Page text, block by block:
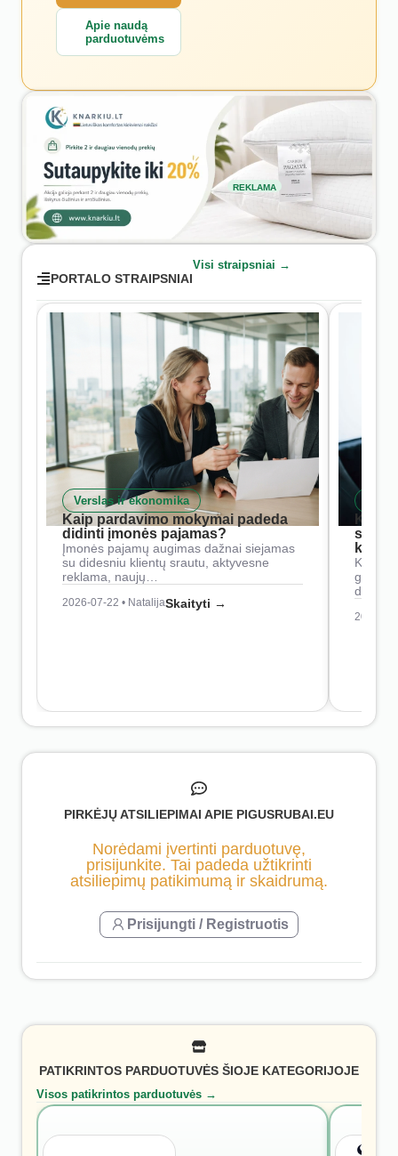
Apie naudą
parduotuvėms
REKLAMA
PORTALO STRAIPSNIAI
Visi straipsniai →
Verslas ir ekonomika
Kaip pardavimo mokymai padeda
didinti įmonės pajamas?
Įmonės pajamų augimas dažnai siejamas
su didesniu klientų srautu, aktyvesne
reklama, naujų…
2026-07-22 • NatalijaSkaityti →
Kaip
2026-
PIRKĖJŲ ATSILIEPIMAI APIE PIGUSRUBAI.EU
Norėdami įvertinti parduotuvę,
prisijunkite. Tai padeda užtikrinti
atsiliepimų patikimumą ir skaidrumą.
Prisijungti / Registruotis
PATIKRINTOS PARDUOTUVĖS ŠIOJE KATEGORIJOJE
Visos patikrintos parduotuvės →